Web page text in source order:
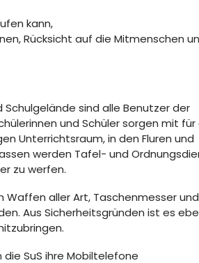
kann,
Rücksicht auf die Mitmenschen
Schulgelände sind alle Benutzer der
und Schüler sorgen mit für
Unterrichtsraum, in den Fluren und
werden Tafel- und
zu werfen.
Waffen aller Art, Taschenmesser und
Aus Sicherheitsgründen ist es
die SuS ihre Mobiltelefone